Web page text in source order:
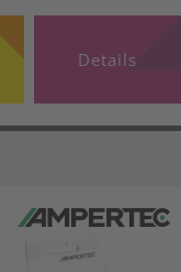
Details